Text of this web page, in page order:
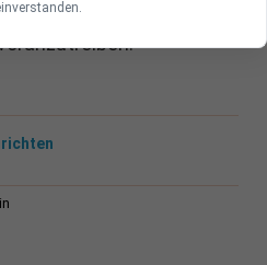
zu stärken